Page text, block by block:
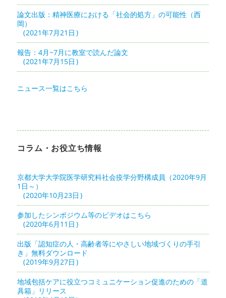
論文出版：精神医療における「社会的処方」の可能性（西
岡）
2021年7月21日
報告：4月~7月に教室で読んだ論文
2021年7月15日
ニュース一覧はこちら
コラム・お役立ち情報
京都大学大学院医学研究科社会疫学分野構成員（2020年9月
1日～）
2020年10月23日
参加したシンポジウム等のビデオはこちら
2020年6月11日
出版「認知症の人・高齢者等にやさしい地域づくりの手引
き」無料ダウンロード
2019年9月27日
地域包括ケアに役立つコミュニケーション促進のための「道
具箱」リリース